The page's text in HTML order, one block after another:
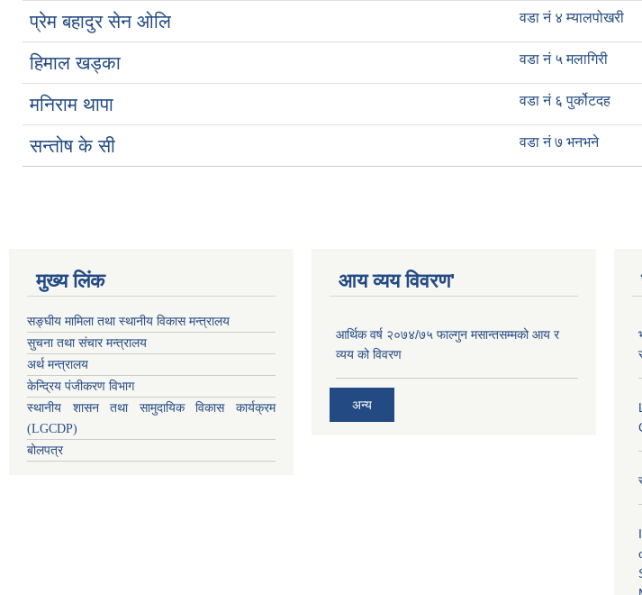
प्रेम बहादुर सेन ओलि वडा नं ४ म्यालपोखरी
हिमाल खड्का वडा नं ५ मलागिरी
मनिराम थापा वडा नं ६ पुर्कोटदह
सन्तोष के सी वडा नं ७ भनभने
मुख्य लिंक
सङ्घीय मामिला तथा स्थानीय विकास मन्त्रालय
सुचना तथा संचार मन्त्रालय
अर्थ मन्त्रालय
केन्द्रिय पंजीकरण विभाग
स्थानीय शासन तथा सामुदायिक विकास कार्यक्रम
(LGCDP)
बोलपत्र
आय व्यय विवरण'
आर्थिक वर्ष २०७४/७५ फाल्गुन मसान्तसम्मको आय र
व्यय को विवरण
अन्य